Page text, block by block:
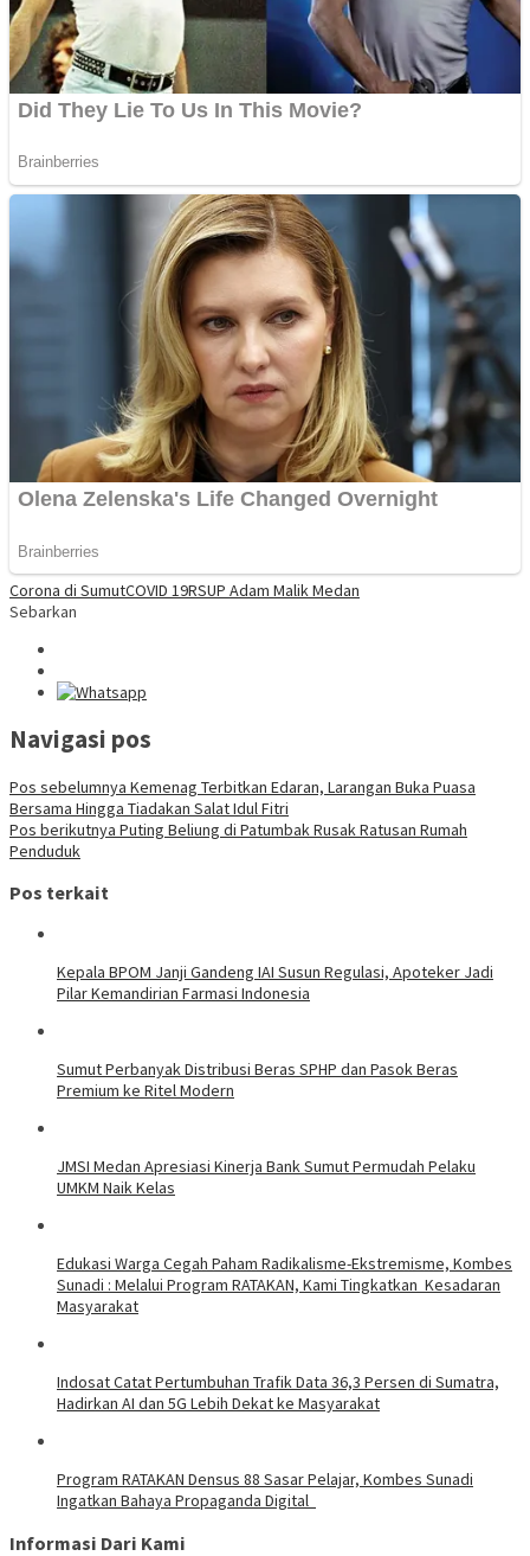
Corona di SumutCOVID 19RSUP Adam Malik Medan
Sebarkan
Navigasi pos
Pos sebelumnya Kemenag Terbitkan Edaran, Larangan Buka Puasa
Bersama Hingga Tiadakan Salat Idul Fitri
Pos berikutnya Puting Beliung di Patumbak Rusak Ratusan Rumah
Penduduk
Pos terkait
Kepala BPOM Janji Gandeng IAI Susun Regulasi, Apoteker Jadi
Pilar Kemandirian Farmasi Indonesia
Sumut Perbanyak Distribusi Beras SPHP dan Pasok Beras
Premium ke Ritel Modern
JMSI Medan Apresiasi Kinerja Bank Sumut Permudah Pelaku
UMKM Naik Kelas
Edukasi Warga Cegah Paham Radikalisme-Ekstremisme, Kombes
Sunadi : Melalui Program RATAKAN, Kami Tingkatkan Kesadaran
Masyarakat
Indosat Catat Pertumbuhan Trafik Data 36,3 Persen di Sumatra,
Hadirkan AI dan 5G Lebih Dekat ke Masyarakat
Program RATAKAN Densus 88 Sasar Pelajar, Kombes Sunadi
Ingatkan Bahaya Propaganda Digital
Informasi Dari Kami